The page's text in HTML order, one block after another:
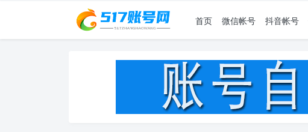
首页 微信帐号 抖音帐号